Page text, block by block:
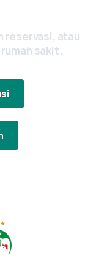
reservasi, atau
rumah sakit.